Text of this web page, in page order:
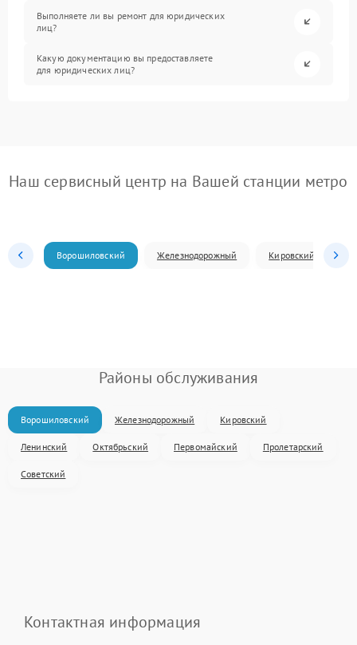
Выполняете ли вы ремонт для юридических
лиц?
Какую документацию вы предоставляете
для юридических лиц?
Наш сервисный центр на Вашей станции метро
Ворошиловский Железнодорожный Кировский
Районы обслуживания
Ворошиловский Железнодорожный Кировский
Ленинский Октябрьский Первомайский Пролетарский
Советский
Контактная информация